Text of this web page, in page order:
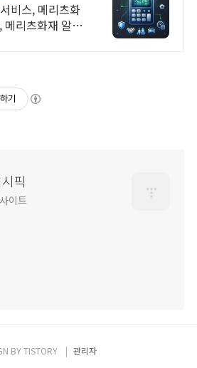
비스, 메리츠화
리츠화재 알뜰
기
픽
이트
BYTISTORY 관리자